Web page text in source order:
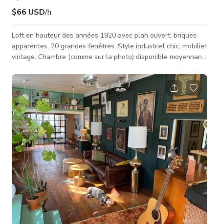
$66 USD/h
Loft en hauteur des années 1920 avec plan ouvert, briques
apparentes, 20 grandes fenêtres. Style industriel chic, mobilier
vintage. Chambre (comme sur la photo) disponible moyennant
étage pour des productions plus importantes.